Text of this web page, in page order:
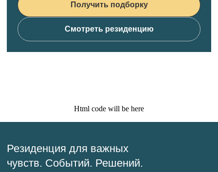
Получить подборку
Смотреть резиденцию
Html code will be here